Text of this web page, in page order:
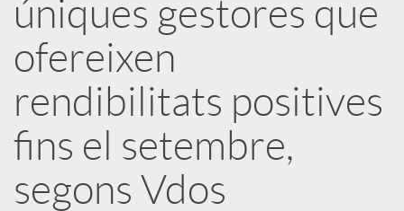
e
s
S
úniques gestores que
ofereixen
rendibilitats positives
fins el setembre,
segons Vdos